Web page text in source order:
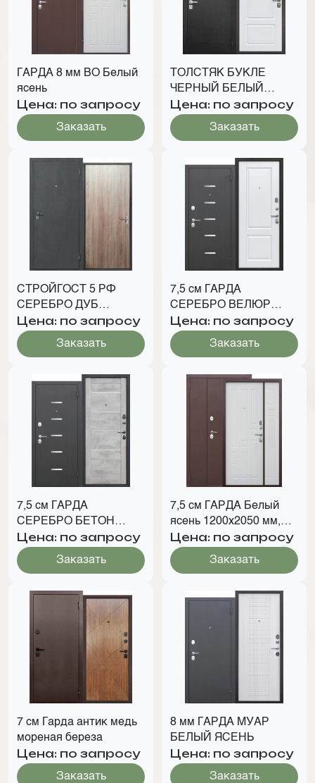
ГАРДА 8 мм ВО Белый
ясень
Цена: по запросу
Заказать
ТОЛСТЯК БУКЛЕ
ЧЕРНЫЙ БЕЛЫЙ
ЯСЕНЬ
Цена: по запросу
Заказать
СТРОЙГОСТ 5 РФ
СЕРЕБРО ДУБ
СОНОМА
Цена: по запросу
Заказать
7,5 см ГАРДА
СЕРЕБРО ВЕЛЮР
БЕЛЫЙ СОФТ
Цена: по запросу
Заказать
7,5 см ГАРДА
СЕРЕБРО БЕТОН
СНЕЖНЫЙ ЦАРГА
Цена: по запросу
Заказать
7,5 см ГАРДА Белый
ясень 1200х2050 мм,
1300х2050 мм
Цена: по запросу
Заказать
7 см Гарда антик медь
мореная береза
Цена: по запросу
Заказать
8 мм ГАРДА МУАР
БЕЛЫЙ ЯСЕНЬ
Цена: по запросу
Заказать